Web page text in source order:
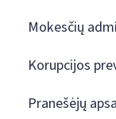
Mokesčių
Korupcijos
Pranešėjų